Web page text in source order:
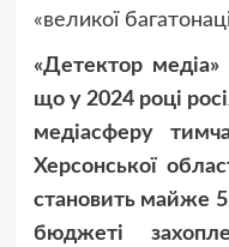
«великої
«Детектор
що у 2024 році
медіасферу
Херсонської
становить майже
бюджеті